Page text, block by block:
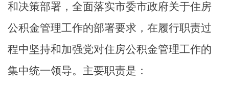
和决策部署，全面落实市委市政府关于住房
公积金管理工作的部署要求，在履行职责过
程中坚持和加强党对住房公积金管理工作的
集中统一领导。主要职责是：